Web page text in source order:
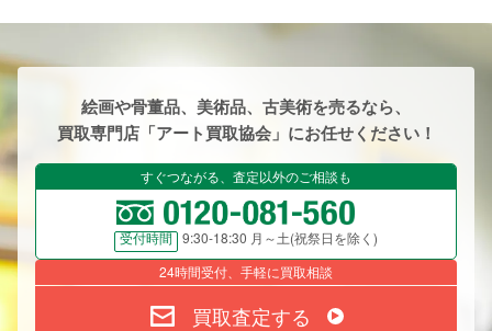
絵画や骨董品、美術品、古美術を売るなら、
買取専門店「アート買取協会」にお任せください！
すぐつながる、査定以外のご相談も
受付時間
9:30-18:30 月～土(祝祭日を除く)
24時間受付、手軽に買取相談
買取査定する